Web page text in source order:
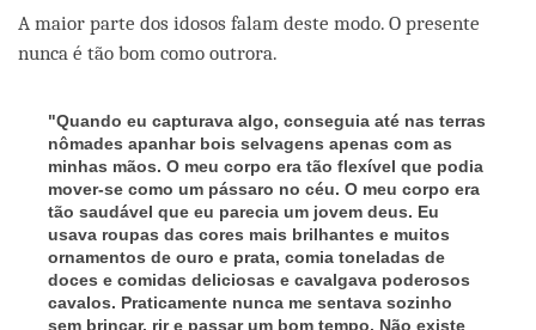
A maior parte dos idosos falam deste modo. O presente
nunca é tão bom como outrora.
"Quando eu capturava algo, conseguia até nas terras
nômades apanhar bois selvagens apenas com as
minhas mãos. O meu corpo era tão flexível que podia
mover-se como um pássaro no céu. O meu corpo era
tão saudável que eu parecia um jovem deus. Eu
usava roupas das cores mais brilhantes e muitos
ornamentos de ouro e prata, comia toneladas de
doces e comidas deliciosas e cavalgava poderosos
cavalos. Praticamente nunca me sentava sozinho
sem brincar, rir e passar um bom tempo. Não existe